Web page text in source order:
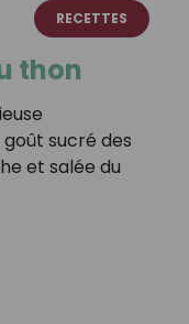
RECETTES
thon
sucré des
et salée du